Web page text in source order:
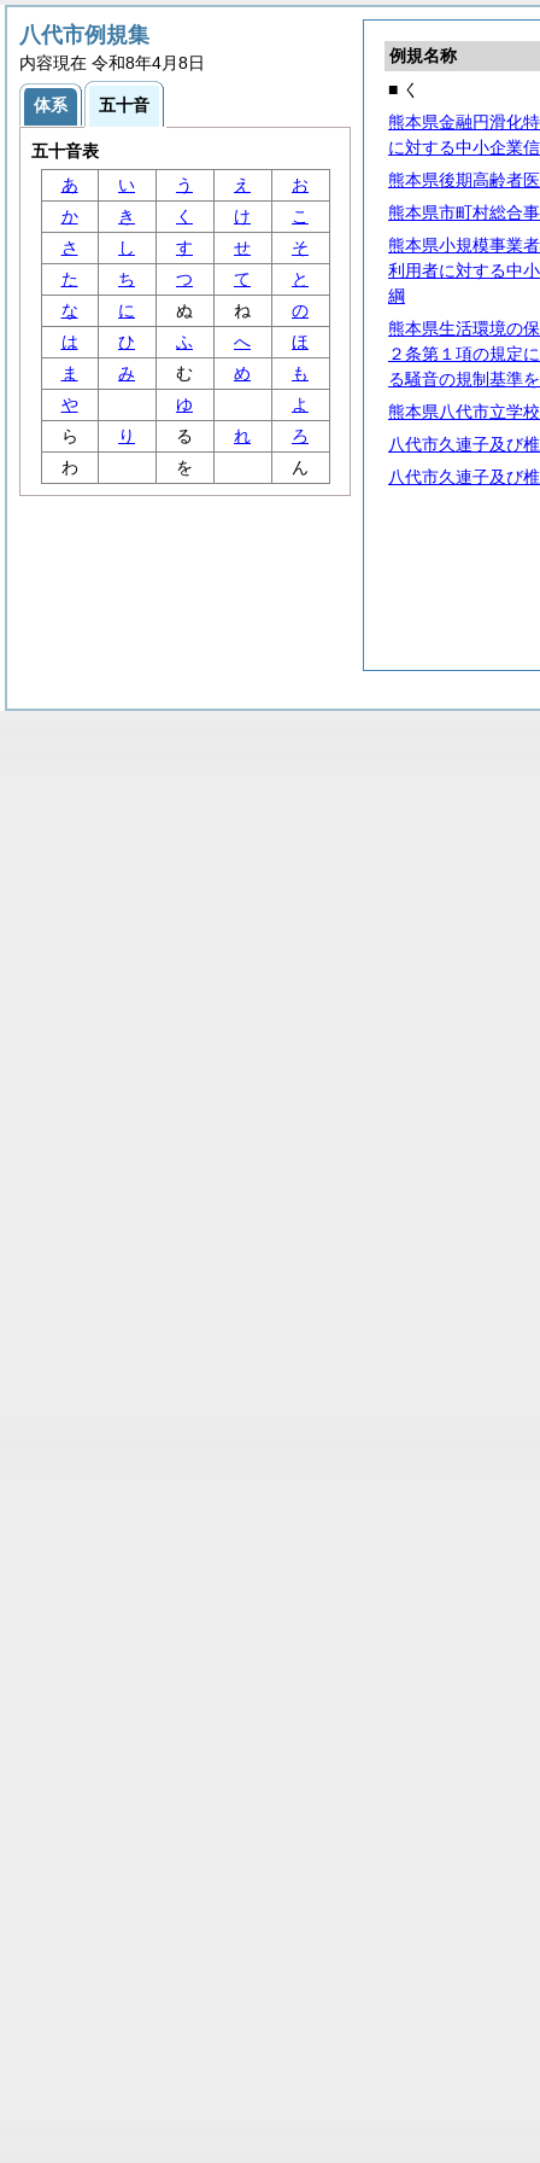
例規名称
■ く
熊本県金融円滑化
に対する中小企業
熊本県後期高齢者
熊本県市町村総合
熊本県小規模事業
利用者に対する中
綱
熊本県生活環境の
２条第１項の規定
る騒音の規制基準
熊本県八代市立学
八代市久連子及び
八代市久連子及び
八代市例規集
内容現在 令和8年4月8日
体系 五十音
五十音表
あ
い う え
お
か
き く け
こ
さ
し す せ
そ
た
ち つ て
と
な
に ぬ ね
の
は
ひ ふ へ
ほ
ま
み む め
も
や
ゆ
よ
ら
り る れ
ろ
わ
を ん